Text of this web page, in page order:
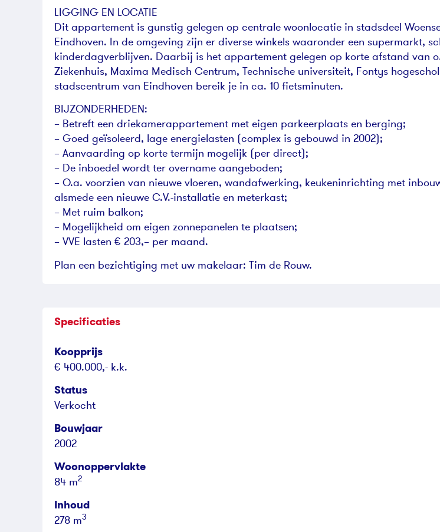
LIGGING EN LOCATIE
Dit appartement is gunstig gelegen op centrale woonlocatie in stadsdeel
Eindhoven. In de omgeving zijn er diverse winkels waaronder een supermarkt,
kinderdagverblijven. Daarbij is het appartement gelegen op korte afstand van
Ziekenhuis, Maxima Medisch Centrum, Technische universiteit, Fontys
stadscentrum van Eindhoven bereik je in ca. 10 fietsminuten.
BIJZONDERHEDEN:
– Betreft een driekamerappartement met eigen parkeerplaats en berging;
– Goed geïsoleerd, lage energielasten (complex is gebouwd in 2002);
– Aanvaarding op korte termijn mogelijk (per direct);
– De inboedel wordt ter overname aangeboden;
– O.a. voorzien van nieuwe vloeren, wandafwerking, keukeninrichting met
alsmede een nieuwe C.V.-installatie en meterkast;
– Met ruim balkon;
– Mogelijkheid om eigen zonnepanelen te plaatsen;
– VVE lasten € 203,– per maand.
Plan een bezichtiging met uw makelaar: Tim de Rouw.
Specificaties
Koopprijs
€ 400.000,- k.k.
Status
Verkocht
Bouwjaar
2002
Woonoppervlakte
84 m2
Inhoud
278 m3